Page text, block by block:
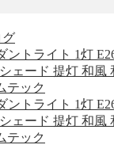
グ
ントライト 1灯
ェード 提灯 和風
テック
ントライト 1灯
ェード 提灯 和風
テック